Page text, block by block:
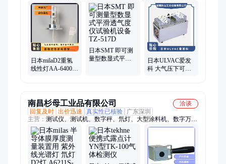
膜机、减速机、测量仪、食品加工机械、除草机、测厚仪、加热
器、热电偶、传感头、螺杆泵、测温仪、传感器、压力计、贴合
机、试验机、粉碎机、微粉机、磁选机
日本milaD2重氢
线性灯AA-6400至
日本SMT 即可测
量型数显式平滑
日本ULVAC爱发
科 大气压下可用
南昌杉母工业品有限公司
洽谈
回复及时 出价迅速 真实性已核验
广东深圳
主营： 测试仪、测试机、数字秤、氘灯、大型涂料机、数字万用
表、机床辅助镜头、单螺钉挤出机、无障碍秤轮椅、身体组件分
析仪